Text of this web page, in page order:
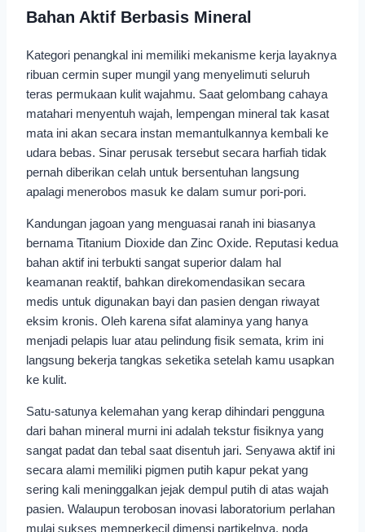
Bahan Aktif Berbasis Mineral
Kategori penangkal ini memiliki mekanisme kerja layaknya
ribuan cermin super mungil yang menyelimuti seluruh
teras permukaan kulit wajahmu. Saat gelombang cahaya
matahari menyentuh wajah, lempengan mineral tak kasat
mata ini akan secara instan memantulkannya kembali ke
udara bebas. Sinar perusak tersebut secara harfiah tidak
pernah diberikan celah untuk bersentuhan langsung
apalagi menerobos masuk ke dalam sumur pori-pori.
Kandungan jagoan yang menguasai ranah ini biasanya
bernama Titanium Dioxide dan Zinc Oxide. Reputasi kedua
bahan aktif ini terbukti sangat superior dalam hal
keamanan reaktif, bahkan direkomendasikan secara
medis untuk digunakan bayi dan pasien dengan riwayat
eksim kronis. Oleh karena sifat alaminya yang hanya
menjadi pelapis luar atau pelindung fisik semata, krim ini
langsung bekerja tangkas seketika setelah kamu usapkan
ke kulit.
Satu-satunya kelemahan yang kerap dihindari pengguna
dari bahan mineral murni ini adalah tekstur fisiknya yang
sangat padat dan tebal saat disentuh jari. Senyawa aktif ini
secara alami memiliki pigmen putih kapur pekat yang
sering kali meninggalkan jejak dempul putih di atas wajah
pasien. Walaupun terobosan inovasi laboratorium perlahan
mulai sukses memperkecil dimensi partikelnya, noda